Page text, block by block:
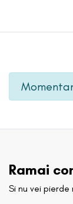
Ramai
Si nu vei